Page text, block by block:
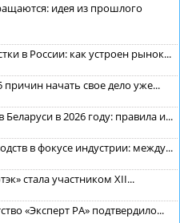
идея из прошлого
в России: как устроен рынок...
начать свое дело уже...
в 2026 году: правила и...
в фокусе индустрии: между...
стала участником XII...
«Эксперт РА» подтвердило...